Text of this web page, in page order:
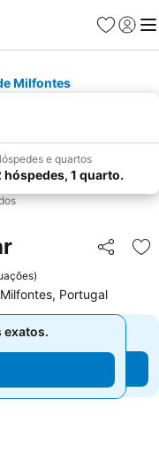
Favoritos
Iniciar
Milfontes
e quartos
hóspedes, 1 quarto.
Partilhar
)
Portugal
exatos.